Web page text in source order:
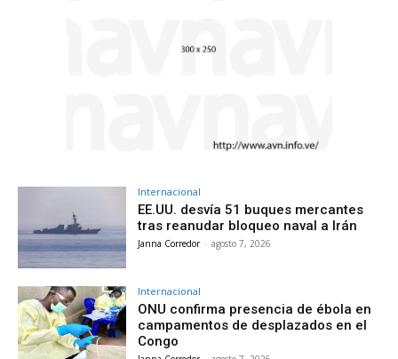
Internacional
EE.UU. desvía 51 buques mercantes
tras reanudar bloqueo naval a Irán
Janna Corredor - agosto 7, 2026
Internacional
ONU confirma presencia de ébola en
campamentos de desplazados en el
Congo